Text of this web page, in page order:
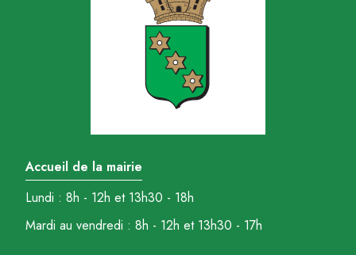
Accueil de la mairie
Lundi : 8h - 12h et 13h30 - 18h
Mardi au vendredi : 8h - 12h et 13h30 - 17h